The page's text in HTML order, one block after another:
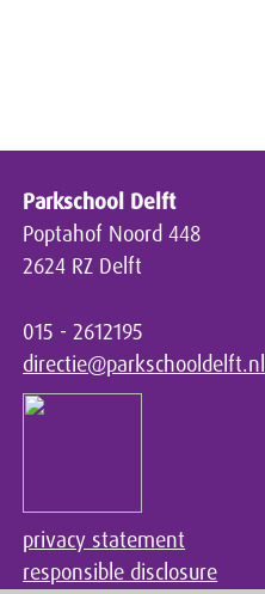
Parkschool Delft
Poptahof Noord 448
2624 RZ Delft
015 - 2612195
directie@parkschooldelft.nl
privacy statement
responsible disclosure